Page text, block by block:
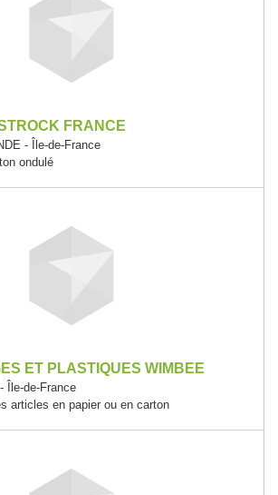
FRANCE
- Île-de-France
ondulé
ET PLASTIQUES WIMBEE
Île-de-France
articles en papier ou en carton